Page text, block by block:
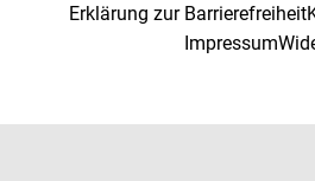
Erklärung zur Barrierefreiheit
Impressum